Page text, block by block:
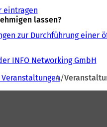
eintragen
lassen?
zur Durchführung einer
INFO Networking GmbH
Veranstaltungen